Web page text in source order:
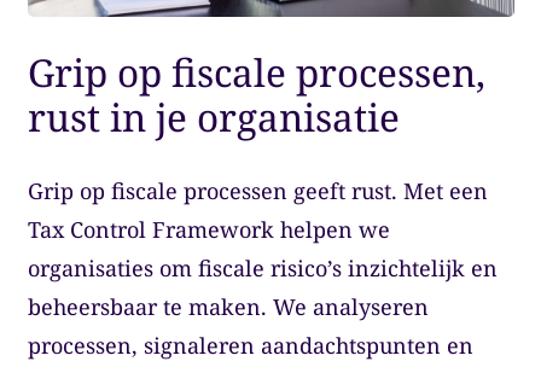
Grip op fiscale processen,
rust in je organisatie
Grip op fiscale processen geeft rust. Met een
Tax Control Framework helpen we
organisaties om fiscale risico’s inzichtelijk en
beheersbaar te maken. We analyseren
processen, signaleren aandachtspunten en